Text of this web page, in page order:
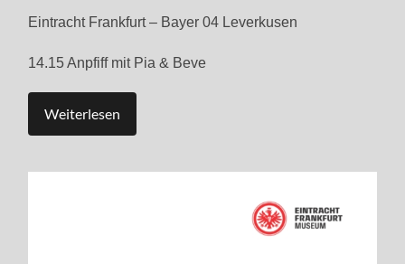
Eintracht Frankfurt – Bayer 04 Leverkusen
14.15 Anpfiff mit Pia & Beve
Weiterlesen